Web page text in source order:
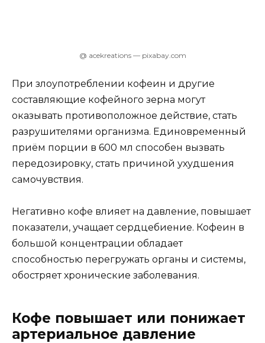
@ acekreations — pixabay.com
При злоупотреблении кофеин и другие
составляющие кофейного зерна могут
оказывать противоположное действие, стать
разрушителями организма. Единовременный
приём порции в 600 мл способен вызвать
передозировку, стать причиной ухудшения
самочувствия.
Негативно кофе влияет на давление, повышает
показатели, учащает сердцебиение. Кофеин в
большой концентрации обладает
способностью перегружать органы и системы,
обостряет хронические заболевания.
Кофе повышает или понижает
артериальное давление